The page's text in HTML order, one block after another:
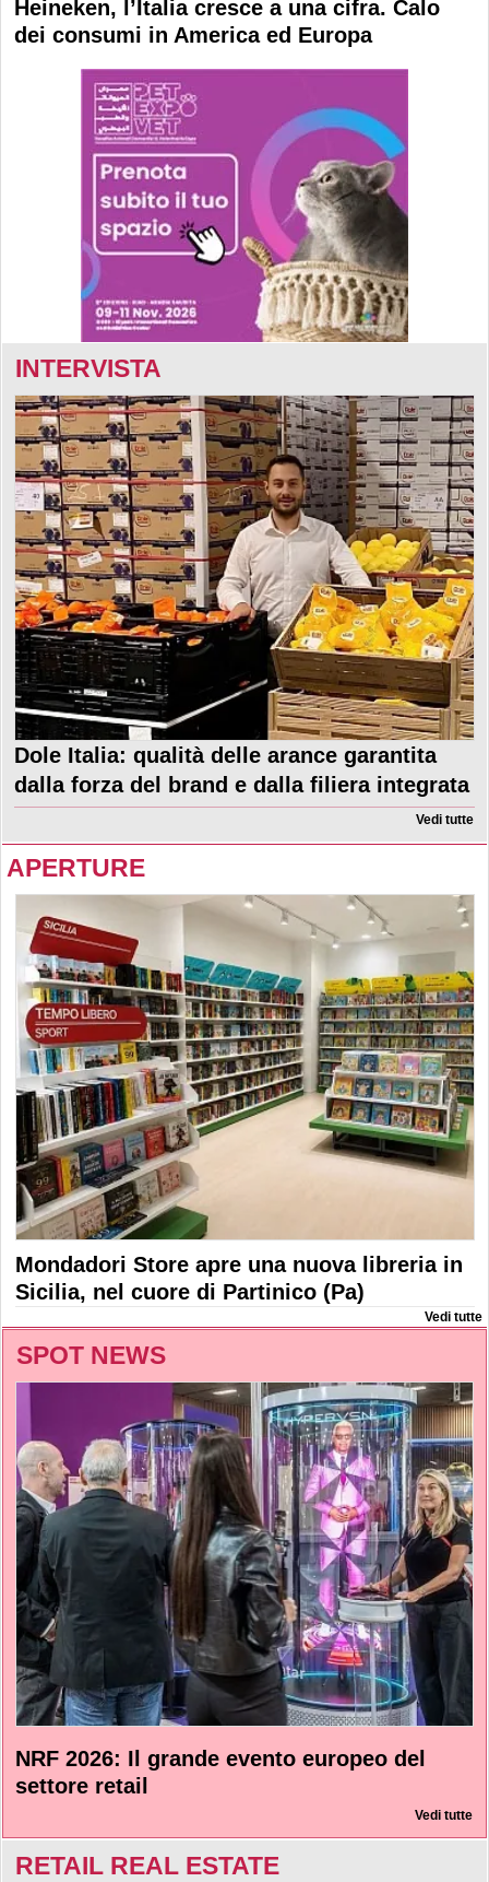
Heineken, l’Italia cresce a una cifra. Calo
dei consumi in America ed Europa
INTERVISTA
Dole Italia: qualità delle arance garantita
dalla forza del brand e dalla filiera integrata
Vedi tutte
APERTURE
Mondadori Store apre una nuova libreria in
Sicilia, nel cuore di Partinico (Pa)
Vedi tutte
SPOT NEWS
NRF 2026: Il grande evento europeo del
settore retail
Vedi tutte
RETAIL REAL ESTATE